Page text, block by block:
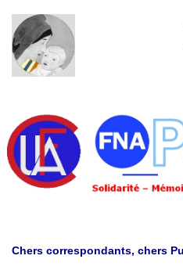
Chers correspondants, chers